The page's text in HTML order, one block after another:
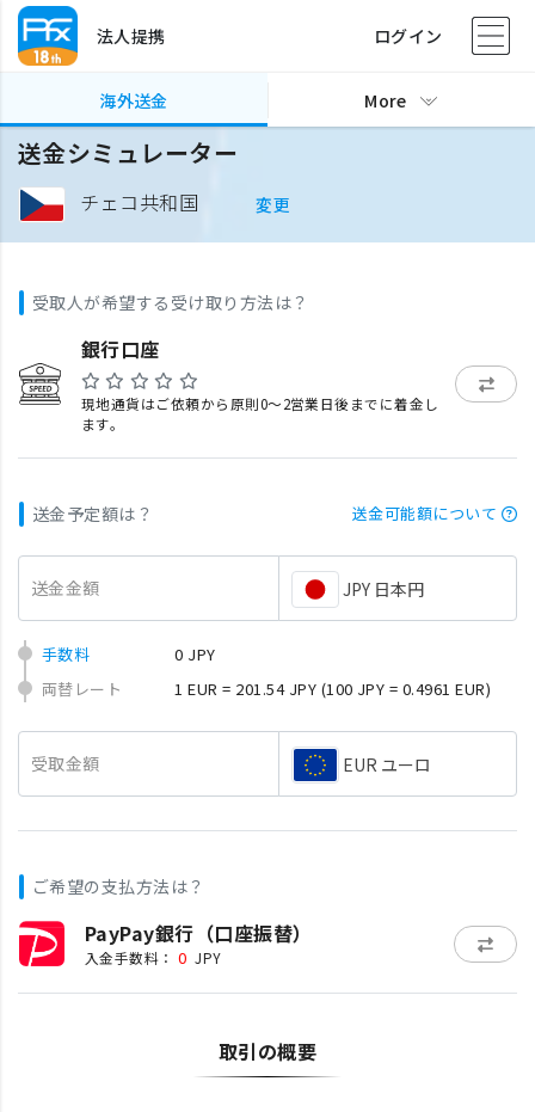
法人提携 ログイン
海外送金 More
送金シミュレーター
チェコ共和国 変更
受取人が希望する受け取り方法は？
銀行口座
現地通貨はご依頼から原則0〜2営業日後までに着金し
ます。
送金予定額は？ 送金可能額について
送金金額 JPY 日本円
手数料
0 JPY
両替レート
1 EUR = 201.54 JPY (100 JPY = 0.4961 EUR)
受取金額 EUR ユーロ
ご希望の支払方法は？
PayPay銀行（口座振替）
入金手数料： 0 JPY
取引の概要